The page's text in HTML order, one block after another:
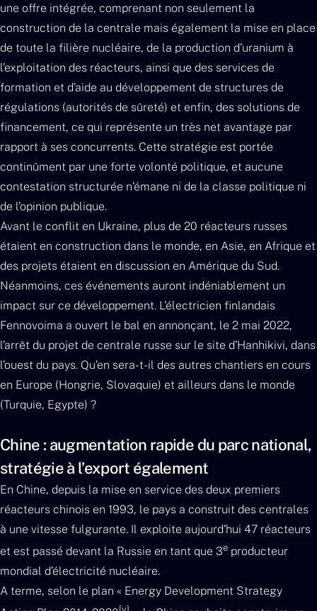
une offre intégrée, comprenant non seulement la
construction de la centrale mais également la mise en place
de toute la filière nucléaire, de la production d’uranium à
l’exploitation des réacteurs, ainsi que des services de
formation et d’aide au développement de structures de
régulations (autorités de sûreté) et enfin, des solutions de
financement, ce qui représente un très net avantage par
rapport à ses concurrents. Cette stratégie est portée
continûment par une forte volonté politique, et aucune
contestation structurée n’émane ni de la classe politique ni
de l’opinion publique.
Avant le conflit en Ukraine, plus de 20 réacteurs russes
étaient en construction dans le monde, en Asie, en Afrique et
des projets étaient en discussion en Amérique du Sud.
Néanmoins, ces événements auront indéniablement un
impact sur ce développement. L’électricien finlandais
Fennovoima a ouvert le bal en annonçant, le 2 mai 2022,
l’arrêt du projet de centrale russe sur le site d’Hanhikivi, dans
l’ouest du pays. Qu’en sera-t-il des autres chantiers en cours
en Europe (Hongrie, Slovaquie) et ailleurs dans le monde
(Turquie, Egypte) ?
Chine : augmentation rapide du parc national,
stratégie à l’export également
En Chine, depuis la mise en service des deux premiers
réacteurs chinois en 1993, le pays a construit des centrales
à une vitesse fulgurante. Il exploite aujourd’hui 47 réacteurs
et est passé devant la Russie en tant que 3e producteur
mondial d’électricité nucléaire.
A terme, selon le plan « Energy Development Strategy